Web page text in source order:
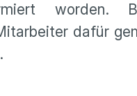
dafür